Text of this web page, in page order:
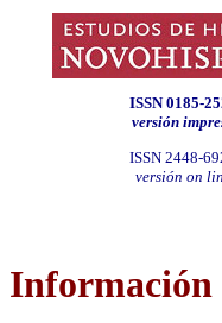
ISSN 0185-
versión
ISSN 2448-
versión on
Información